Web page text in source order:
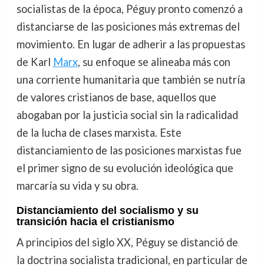
socialistas de la época, Péguy pronto comenzó a
distanciarse de las posiciones más extremas del
movimiento. En lugar de adherir a las propuestas
de Karl Marx, su enfoque se alineaba más con
una corriente humanitaria que también se nutría
de valores cristianos de base, aquellos que
abogaban por la justicia social sin la radicalidad
de la lucha de clases marxista. Este
distanciamiento de las posiciones marxistas fue
el primer signo de su evolución ideológica que
marcaría su vida y su obra.
Distanciamiento del socialismo y su
transición hacia el cristianismo
A principios del siglo XX, Péguy se distanció de
la doctrina socialista tradicional, en particular de